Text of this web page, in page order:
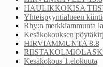
HAULIKKOKISA
Yhteispyyntialueen
Rhy:n merkkiammunta
Kesäkokouksen
HIRVIAMMUNTA 8.8
Kesäkokous 1.elokuuta